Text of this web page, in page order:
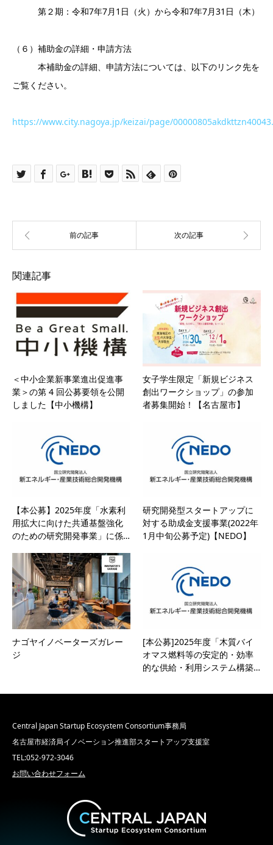
第２期：令和7年7月1日（火）から令和7年7月31日（木）
（６）補助金の詳細・申請方法
本補助金の詳細、申請方法については、以下のリンク先を
ご覧ください。
https://www.city.nagoya.jp/keizai/page/
関連記事
＜中小企業新事業進出促進事
業＞の第 4 回公募要領を公開
しました【中小機構】
女子学生限定「新規ビジネス
創出ワークショップ」の参加
者募集開始！【名古屋市】
【本公募】2025年度「水素利
用拡大に向けた共通基盤強化
のための研究開発事業」に係…
研究開発型スタートアップに
対する助成金支援事業(2022年
1月中旬公募予定)【NEDO】
ナゴヤイノベーターズガレー
ジ
[本公募]2025年度「木質バイ
オマス燃料等の安定的・効率
的な供給・利用システム構築…
Central Japan Startup Ecosystem Consortium事務局
名古屋市経済局イノベーション推進部スタートアップ支援室
TEL:052-972-3046
お問い合わせフォーム